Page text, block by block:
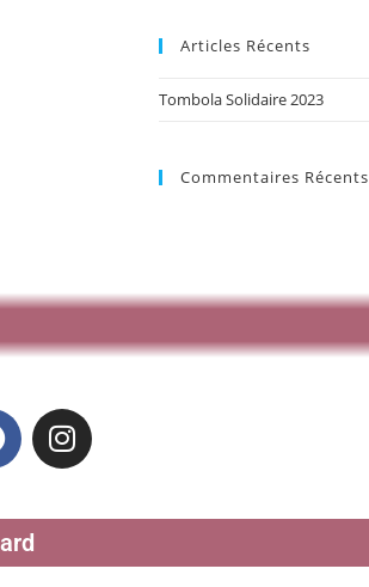
Articles Récents
Tombola Solidaire 2023
Commentaires Récents